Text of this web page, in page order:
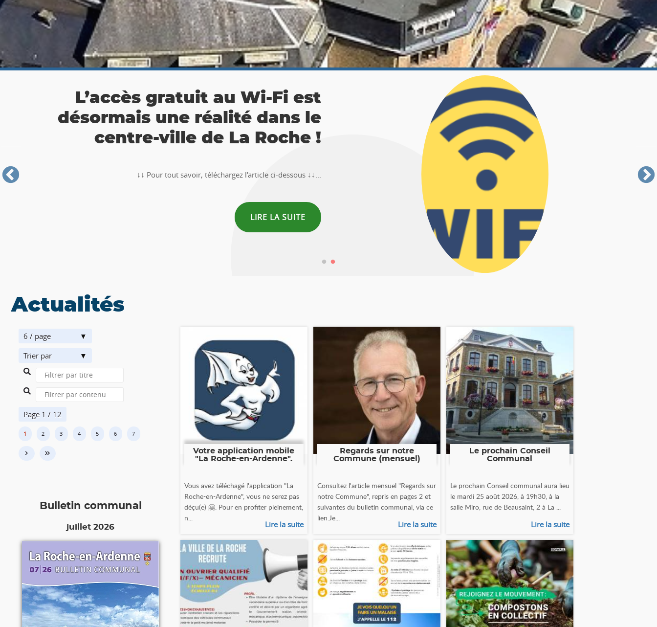
👉 Balade Totemus à La Roche :
Partez à la chasse au trésor 🚶‍♀🚶‍♂
Actualités
6 / page
Trier par
Page 1 / 12
1 2 3 4 5 6 7
› »
Bulletin communal
juillet 2026
Votre application mobile
"La Roche-en-Ardenne".
Vous avez téléchagé l'application "La
Roche-en-Ardenne", vous ne serez pas
déçu(e) 🤗. Pour en profiter pleinement,
n...
Lire la suite
Regards sur notre
Commune (mensuel)
Consultez l'article mensuel "Regards sur
notre Commune", repris en pages 2 et
suivantes du bulletin communal, via ce
lien.Je...
Lire la suite
Le prochain Conseil
Communal
Le prochain Conseil communal aura lieu
le mardi 25 août 2026, à 19h30, à la
salle Miro, rue de Beausaint, 2 à La ...
Lire la suite